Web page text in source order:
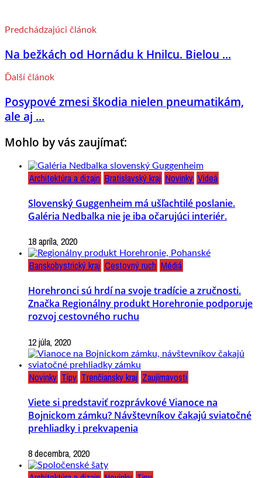
Predchádzajúci článok
Na bežkách od Hornádu k Hnilcu. Bielou ...
Ďalší článok
Posypové zmesi škodia nielen pneumatikám,
ale aj ...
Mohlo by vás zaujímať:
Architektúra a dizajn Bratislavský kraj Novinky Videá
Slovenský Guggenheim má ušľachtilé poslanie.
Galéria Nedbalka nie je iba očarujúci interiér.
18 apríla, 2020
Banskobystrický kraj Cestovný ruch Médiá
Horehronci sú hrdí na svoje tradície a zručnosti.
Značka Regionálny produkt Horehronie podporuje
rozvoj cestovného ruchu
12 júla, 2020
Novinky Tipy Trenčiansky kraj Zaujímavosti
Viete si predstaviť rozprávkové Vianoce na
Bojnickom zámku? Návštevníkov čakajú sviatočné
prehliadky i prekvapenia
8 decembra, 2020